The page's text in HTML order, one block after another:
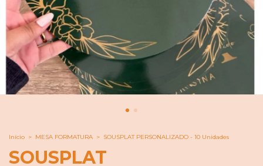
Início > MESA FORMATURA > SOUSPLAT PERSONALIZADO - 10 Unidades
SOUSPLAT